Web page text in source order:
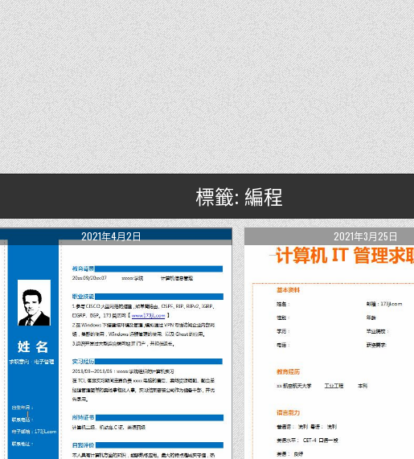
標籤: 編程
2021年4月2日 2021年3月25日